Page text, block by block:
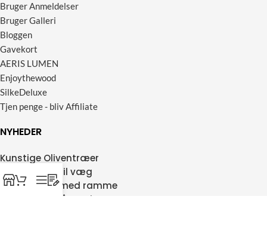
Bruger Anmeldelser
Bruger Galleri
Bloggen
Gavekort
AERIS LUMEN
Enjoythewood
SilkeDeluxe
Tjen penge - bliv Affiliate
NYHEDER
Kunstige Oliventræer
Verdenskort til væg
Verdenskort med ramme
Hængekøje på stativ